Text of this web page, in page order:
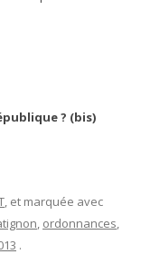
? (bis)
, et marquée avec
, ordonnances,
.